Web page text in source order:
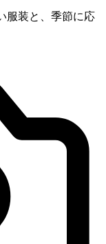
服装と、季節に応